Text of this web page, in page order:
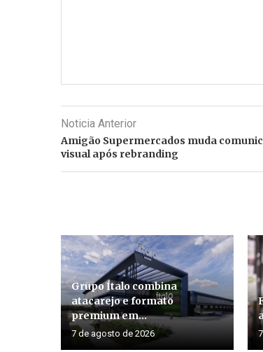
Noticia Anterior
Amigão Supermercados muda
visual após rebranding
Grupo Ítalo combina
atacarejo e formato
premium em...
7 de agosto de 2026